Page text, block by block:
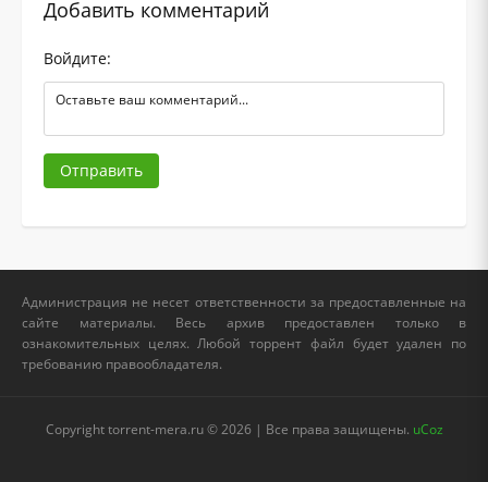
Добавить комментарий
Войдите:
Отправить
Администрация не несет ответственности за предоставленные на
сайте материалы. Весь архив предоставлен только в
ознакомительных целях. Любой торрент файл будет удален по
требованию правообладателя.
Copyright torrent-mera.ru © 2026 | Все права защищены. uCoz